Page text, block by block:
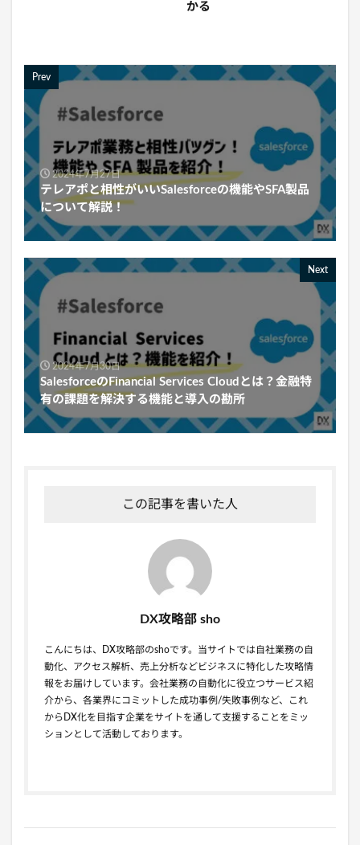
かる
Prev
2024年7月27日
テレアポと相性がいいSalesforceの機能やSFA製品
について解説！
Next
2024年7月30日
SalesforceのFinancial Services Cloudとは？金融特
有の課題を解決する機能と導入の勘所
この記事を書いた人
DX攻略部 sho
こんにちは、DX攻略部のshoです。当サイトでは自社業務の自
動化、アクセス解析、売上分析などビジネスに特化した攻略情
報をお届けしています。会社業務の自動化に役立つサービス紹
介から、各業界にコミットした成功事例/失敗事例など、これ
からDX化を目指す企業をサイトを通して支援することをミッ
ションとして活動しております。